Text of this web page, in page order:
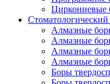
Циркониевые
Алмазные
Алмазные
Алмазные
Алмазные
Боры